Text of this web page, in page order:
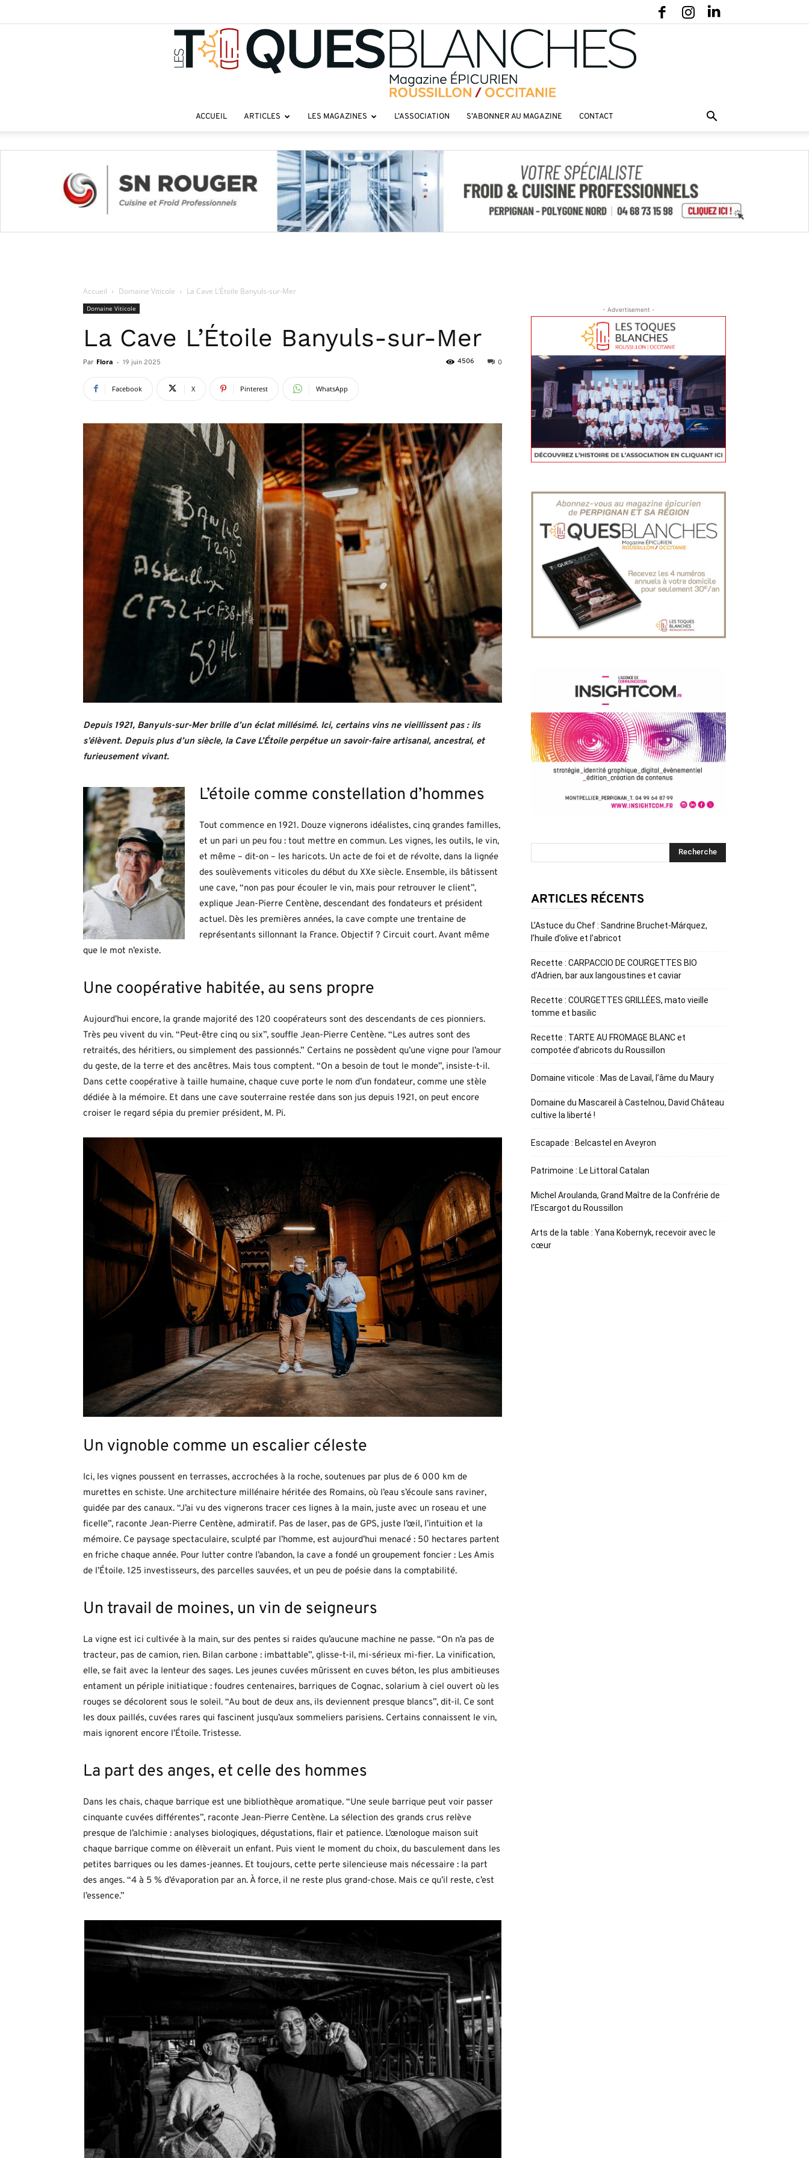
roussillon
ACCUEIL ARTICLES LES MAGAZINES L’ASSOCIATION S’ABONNER AU MAGAZINE CONTACT
Accueil Domaine Viticole La Cave L’Étoile Banyuls-sur-Mer
Domaine Viticole
La Cave L’Étoile Banyuls-sur-Mer
Par Flora - 19 juin 2025 0
4506
Facebook X Pinterest WhatsApp
Depuis 1921, Banyuls-sur-Mer brille d’un éclat millésimé. Ici, certains vins ne vieillissent pas : ils
s’élèvent. Depuis plus d’un siècle, la Cave L’Étoile perpétue un savoir-faire artisanal, ancestral, et
furieusement vivant.
L’étoile comme constellation d’hommes
Tout commence en 1921. Douze vignerons idéalistes, cinq grandes familles,
et un pari un peu fou : tout mettre en commun. Les vignes, les outils, le vin,
et même – dit-on – les haricots. Un acte de foi et de révolte, dans la lignée
des soulèvements viticoles du début du XXe siècle. Ensemble, ils bâtissent
une cave, “non pas pour écouler le vin, mais pour retrouver le client”,
explique Jean-Pierre Centène, descendant des fondateurs et président
actuel. Dès les premières années, la cave compte une trentaine de
représentants sillonnant la France. Objectif ? Circuit court. Avant même
que le mot n’existe.
Une coopérative habitée, au sens propre
Aujourd’hui encore, la grande majorité des 120 coopérateurs sont des descendants de ces pionniers.
Très peu vivent du vin. “Peut-être cinq ou six”, souffle Jean-Pierre Centène. “Les autres sont des
retraités, des héritiers, ou simplement des passionnés.” Certains ne possèdent qu’une vigne pour l’amour
du geste, de la terre et des ancêtres. Mais tous comptent. “On a besoin de tout le monde”, insiste-t-il.
Dans cette coopérative à taille humaine, chaque cuve porte le nom d’un fondateur, comme une stèle
dédiée à la mémoire. Et dans une cave souterraine restée dans son jus depuis 1921, on peut encore
croiser le regard sépia du premier président, M. Pi.
Un vignoble comme un escalier céleste
Ici, les vignes poussent en terrasses, accrochées à la roche, soutenues par plus de 6 000 km de
murettes en schiste. Une architecture millénaire héritée des Romains, où l’eau s’écoule sans raviner,
guidée par des canaux. “J’ai vu des vignerons tracer ces lignes à la main, juste avec un roseau et une
ficelle”, raconte Jean-Pierre Centène, admiratif. Pas de laser, pas de GPS, juste l’œil, l’intuition et la
mémoire. Ce paysage spectaculaire, sculpté par l’homme, est aujourd’hui menacé : 50 hectares partent
en friche chaque année. Pour lutter contre l’abandon, la cave a fondé un groupement foncier : Les Amis
de l’Étoile. 125 investisseurs, des parcelles sauvées, et un peu de poésie dans la comptabilité.
Un travail de moines, un vin de seigneurs
La vigne est ici cultivée à la main, sur des pentes si raides qu’aucune machine ne passe. “On n’a pas de
tracteur, pas de camion, rien. Bilan carbone : imbattable”, glisse-t-il, mi-sérieux mi-fier. La vinification,
elle, se fait avec la lenteur des sages. Les jeunes cuvées mûrissent en cuves béton, les plus ambitieuses
entament un périple initiatique : foudres centenaires, barriques de Cognac, solarium à ciel ouvert où les
rouges se décolorent sous le soleil. “Au bout de deux ans, ils deviennent presque blancs”, dit-il. Ce sont
les doux paillés, cuvées rares qui fascinent jusqu’aux sommeliers parisiens. Certains connaissent le vin,
mais ignorent encore l’Étoile. Tristesse.
La part des anges, et celle des hommes
Dans les chais, chaque barrique est une bibliothèque aromatique. “Une seule barrique peut voir passer
cinquante cuvées différentes”, raconte Jean-Pierre Centène. La sélection des grands crus relève
presque de l’alchimie : analyses biologiques, dégustations, flair et patience. L’œnologue maison suit
chaque barrique comme on élèverait un enfant. Puis vient le moment du choix, du basculement dans les
petites barriques ou les dames-jeannes. Et toujours, cette perte silencieuse mais nécessaire : la part
des anges. “4 à 5 % d’évaporation par an. À force, il ne reste plus grand-chose. Mais ce qu’il reste, c’est
l’essence.”
- Advertisement -
ARTICLES RÉCENTS
L’Astuce du Chef : Sandrine Bruchet-Márquez,
l’huile d’olive et l’abricot
Recette : CARPACCIO DE COURGETTES BIO
d’Adrien, bar aux langoustines et caviar
Recette : COURGETTES GRILLÉES, mato vieille
tomme et basilic
Recette : TARTE AU FROMAGE BLANC et
compotée d’abricots du Roussillon
Domaine viticole : Mas de Lavail, l’âme du Maury
Domaine du Mascareil à Castelnou, David Château
cultive la liberté !
Escapade : Belcastel en Aveyron
Patrimoine : Le Littoral Catalan
Michel Aroulanda, Grand Maître de la Confrérie de
l’Escargot du Roussillon
Arts de la table : Yana Kobernyk, recevoir avec le
cœur